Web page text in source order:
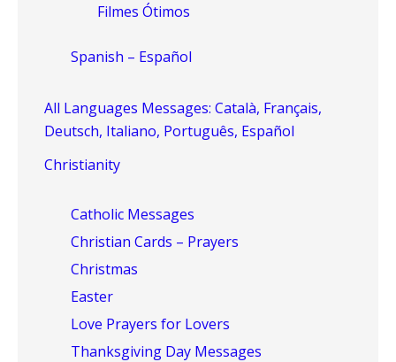
Filmes Ótimos
Spanish – Español
All Languages Messages: Català, Français,
Deutsch, Italiano, Português, Español
Christianity
Catholic Messages
Christian Cards – Prayers
Christmas
Easter
Love Prayers for Lovers
Thanksgiving Day Messages